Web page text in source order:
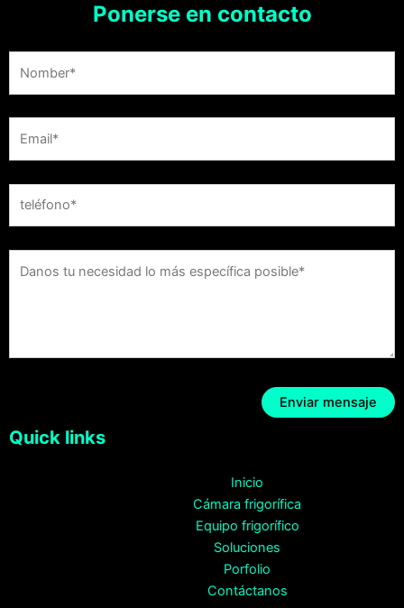
Ponerse en contacto
Quick links
Inicio
Cámara frigorífica
Equipo frigorífico
Soluciones
Porfolio
Contáctanos